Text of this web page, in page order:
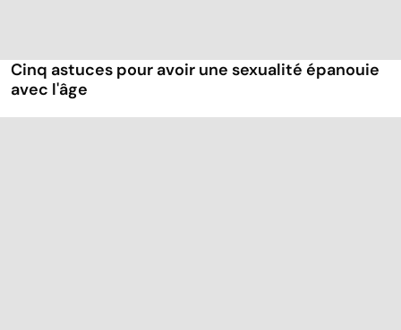
Cinq astuces pour avoir une sexualité épanouie
avec l'âge